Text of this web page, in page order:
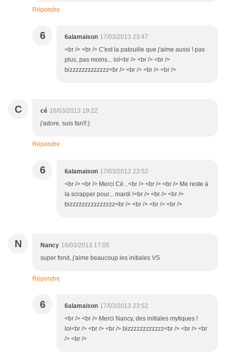
Répondre
6 6alamaison 17/03/2013 23:47
<br /> <br /> C'est la patouille que j'aime aussi ! pas
plus, pas moins... lol<br /> <br /> <br />
bizzzzzzzzzzzzz<br /> <br /> <br /> <br />
C cé 16/03/2013 19:22
j'adore, suis fan!!:)
Répondre
6 6alamaison 17/03/2013 23:52
<br /> <br /> Merci Cé...<br /> <br /> <br /> Me reste à
la scrapper pour... mardi !<br /> <br /> <br />
bizzzzzzzzzzzzzzz<br /> <br /> <br /> <br />
N Nancy 16/03/2013 17:05
super fond, j'aime beaucoup les initiales VS
Répondre
6 6alamaison 17/03/2013 23:52
<br /> <br /> Merci Nancy, des initiales mytiques !
lol<br /> <br /> <br /> bizzzzzzzzzzzz<br /> <br /> <br
/> <br />